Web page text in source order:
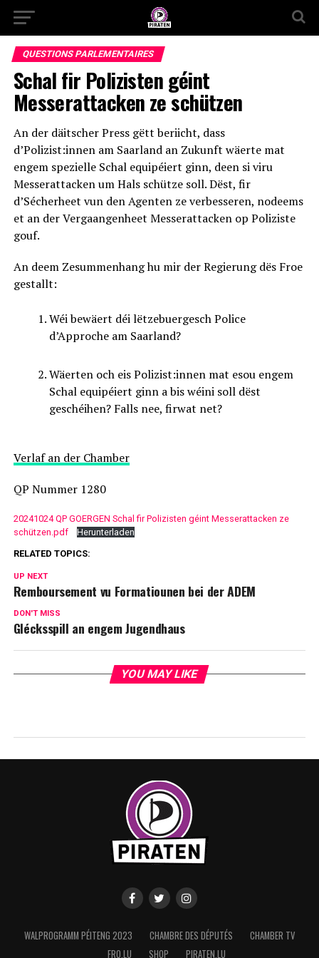
QUESTIONS PARLEMENTAIRES
Schal fir Polizisten géint
Messerattacken ze schützen
An der däitscher Press gëtt beriicht, dass
d’Polizist:innen am Saarland an Zukunft wäerte mat
engem spezielle Schal equipéiert ginn, deen si viru
Messerattacken um Hals schütze soll. Dëst, fir
d’Sécherheet vun den Agenten ze verbesseren, nodeems
et an der Vergaangenheet Messerattacken op Poliziste
gouf.
An deem Zesummenhang hu mir der Regierung dës Froe
gestallt:
Wéi bewäert déi lëtzebuergesch Police
d’Approche am Saarland?
Wäerten och eis Polizist:innen mat esou engem
Schal equipéiert ginn a bis wéini soll dëst
geschéihen? Falls nee, firwat net?
Verlaf an der Chamber
QP Nummer 1280
20241024 QP GOERGEN Schal fir Polizisten géint Messerattacken ze
schützen.pdf
Herunterladen
RELATED TOPICS:
UP NEXT
Remboursement vu Formatiounen bei der ADEM
DON'T MISS
Glécksspill an engem Jugendhaus
YOU MAY LIKE
WALPROGRAMM PÉITENG 2023 CHAMBRE DES DÉPUTÉS
CHAMBER TV
FRO.LU
SHOP PIRATEN.LU